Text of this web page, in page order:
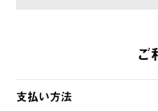
ご
支払い方法